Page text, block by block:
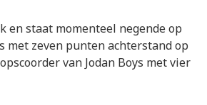
en staat momenteel negende op
met zeven punten achterstand op
van Jodan Boys met vier